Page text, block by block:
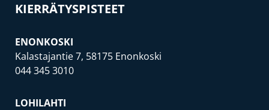
KIERRÄTYSPISTEET
ENONKOSKI
Kalastajantie 7, 58175 Enonkoski
044 345 3010
LOHILAHTI